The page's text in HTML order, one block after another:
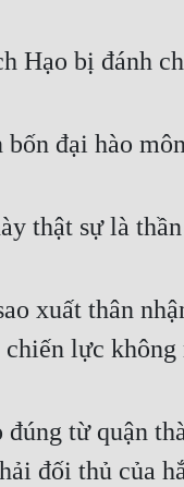
Hạo bị đánh
đại hào
thật sự là
xuất thân
lực không
đúng từ quận
đối thủ của